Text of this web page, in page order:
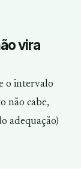
vira
o intervalo
não cabe,
adequação)